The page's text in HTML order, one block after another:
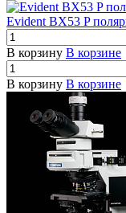
Evident BX53 P
В корзину В корзине
В корзину В корзине